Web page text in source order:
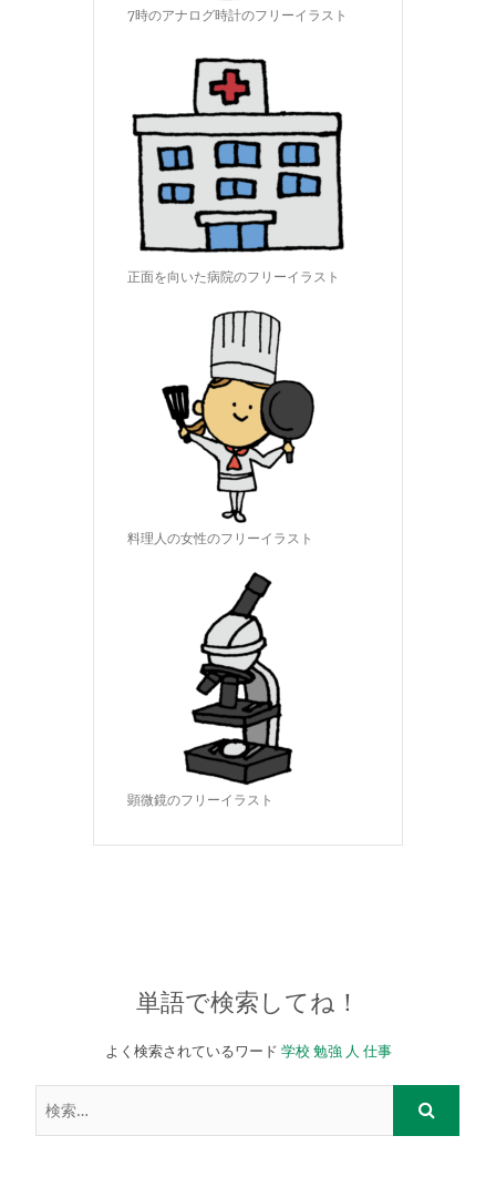
7時のアナログ時計のフリーイラスト
正面を向いた病院のフリーイラスト
料理人の女性のフリーイラスト
顕微鏡のフリーイラスト
単語で検索してね！
よく検索されているワード 学校 勉強 人 仕事